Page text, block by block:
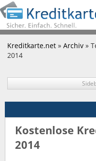
Kreditkarte.net » Archiv »
2014
Kostenlose
2014